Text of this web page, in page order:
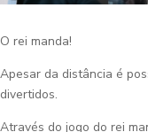
O rei manda!
Apesar da distância é
divertidos.
Através do jogo do rei